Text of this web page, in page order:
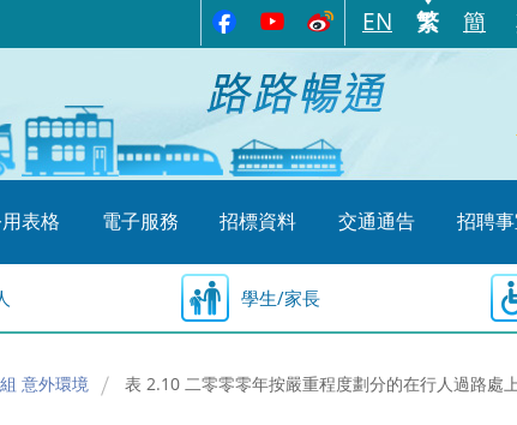
EN 繁 簡
表格 電子服務 招標資料 交通通告 招聘
學生/家長
意外環境
表 2.10 二零零零年按嚴重程度劃分的在行人過路處